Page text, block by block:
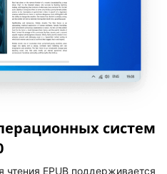
систем
EPUB поддерживается